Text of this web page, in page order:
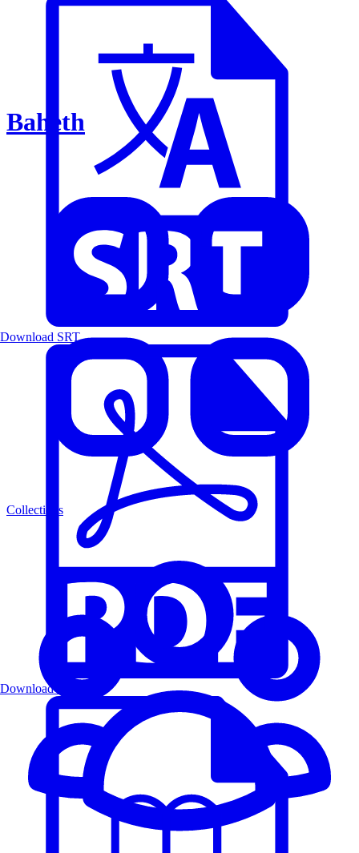
Baheth
Collections
Download SRT
Download PDF